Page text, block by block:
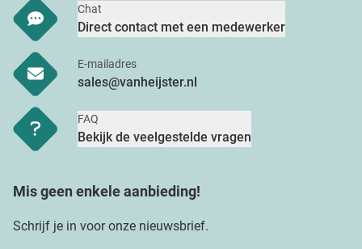
Chat
Direct contact met een medewerker
E-mailadres
sales@vanheijster.nl
FAQ
Bekijk de veelgestelde vragen
Mis geen enkele aanbieding!
Schrijf je in voor onze nieuwsbrief.